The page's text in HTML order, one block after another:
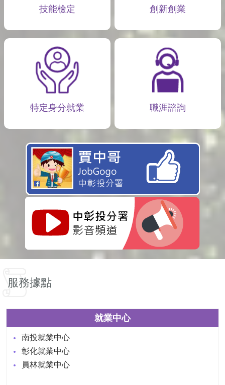
技能檢定 創新創業
特定身分就業 職涯諮詢
服務據點
就業中心
南投就業中心
彰化就業中心
員林就業中心